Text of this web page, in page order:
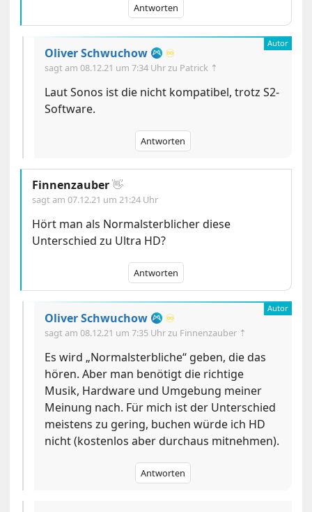
Antworten
Oliver Schwuchow ♾️
sagt am08.12.21 um 7:34 Uhrzu Patrick ⇡
Laut Sonos ist die nicht kompatibel, trotz S2-
Software.
Antworten
Finnenzauber👋
sagt am07.12.21 um 21:24 Uhr
Hört man als Normalsterblicher diese
Unterschied zu Ultra HD?
Antworten
Oliver Schwuchow ♾️
sagt am08.12.21 um 7:35 Uhrzu Finnenzauber ⇡
Es wird „Normalsterbliche“ geben, die das
hören. Aber man benötigt die richtige
Musik, Hardware und Umgebung meiner
Meinung nach. Für mich ist der Unterschied
meistens zu gering, buchen würde ich HD
nicht (kostenlos aber durchaus mitnehmen).
Antworten